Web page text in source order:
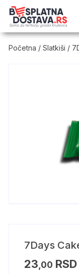
Početna /Slatkiši /
7Days
23 ,00 RSD